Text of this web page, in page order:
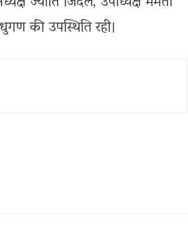
की उपस्थिति रही।